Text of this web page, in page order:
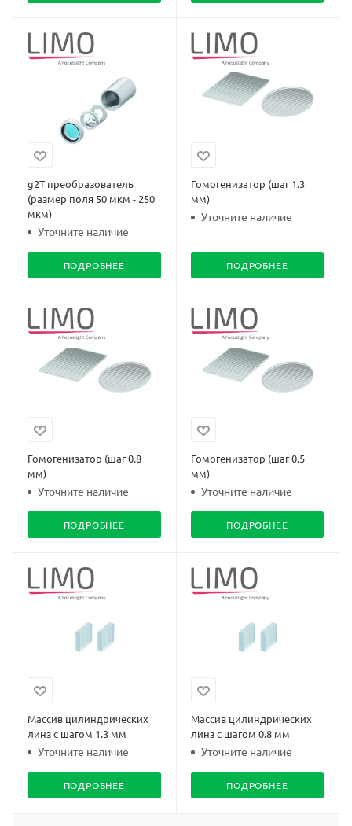
g2T преобразователь
(размер поля 50 мкм - 250
мкм)
Уточните наличие
ПОДРОБНЕЕ
Гомогенизатор (шаг 1.3
мм)
Уточните наличие
ПОДРОБНЕЕ
Гомогенизатор (шаг 0.8
мм)
Уточните наличие
ПОДРОБНЕЕ
Гомогенизатор (шаг 0.5
мм)
Уточните наличие
ПОДРОБНЕЕ
Массив цилиндрических
линз с шагом 1.3 мм
Уточните наличие
ПОДРОБНЕЕ
Массив цилиндрических
линз с шагом 0.8 мм
Уточните наличие
ПОДРОБНЕЕ